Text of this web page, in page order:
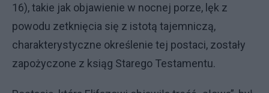
16), takie jak objawienie w nocnej porze, lęk z
powodu zetknięcia się z istotą tajemniczą,
charaktery­styczne określenie tej postaci, zostały
zapożyczone z ksiąg Starego Testa­mentu.